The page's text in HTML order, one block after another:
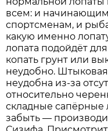
всем: и
спортсменам, и
какую именно
лопата подойдёт
копать грунт или
неудобно.
неудобна из-за
относительно
складные сапёрные
забыть —